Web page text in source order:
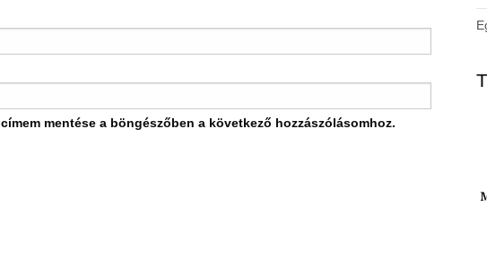
mentése a böngészőben a következő hozzászólásomhoz.